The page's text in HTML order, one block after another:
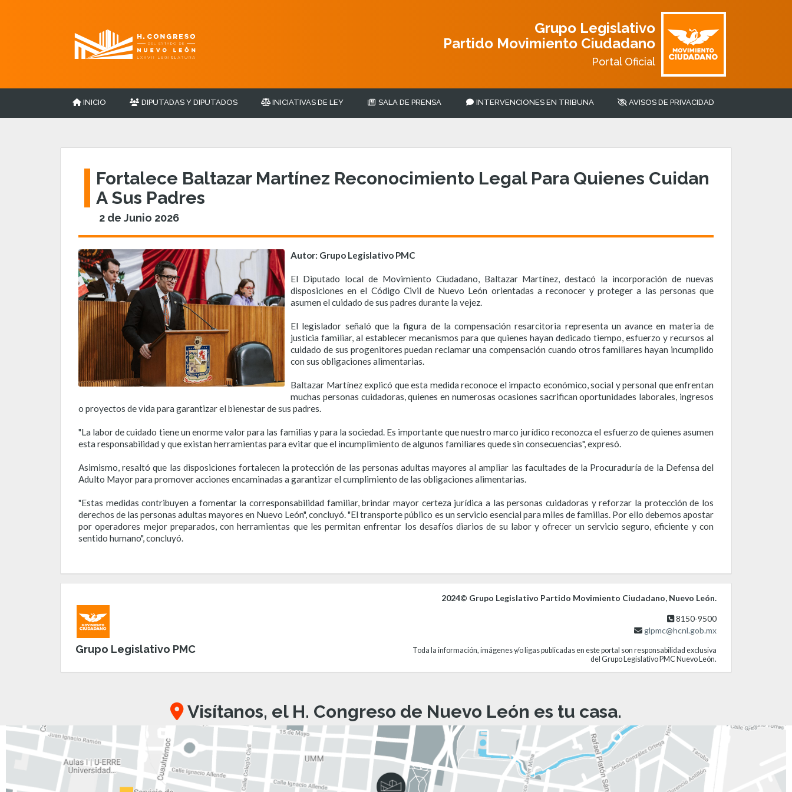
Grupo Legislativo
Partido Movimiento Ciudadano
Portal Oficial
INICIO DIPUTADAS Y DIPUTADOS INICIATIVAS DE LEY SALA DE PRENSA INTERVENCIONES EN TRIBUNA AVISOS DE PRIVACIDAD
Fortalece Baltazar Martínez Reconocimiento Legal Para Quienes Cuidan
A Sus Padres
2 de Junio 2026
Autor: Grupo Legislativo PMC
El Diputado local de Movimiento Ciudadano, Baltazar Martínez, destacó la incorporación de nuevas
disposiciones en el Código Civil de Nuevo León orientadas a reconocer y proteger a las personas que
asumen el cuidado de sus padres durante la vejez.
El legislador señaló que la figura de la compensación resarcitoria representa un avance en materia de
justicia familiar, al establecer mecanismos para que quienes hayan dedicado tiempo, esfuerzo y recursos al
cuidado de sus progenitores puedan reclamar una compensación cuando otros familiares hayan incumplido
con sus obligaciones alimentarias.
Baltazar Martínez explicó que esta medida reconoce el impacto económico, social y personal que enfrentan
muchas personas cuidadoras, quienes en numerosas ocasiones sacrifican oportunidades laborales, ingresos
o proyectos de vida para garantizar el bienestar de sus padres.
"La labor de cuidado tiene un enorme valor para las familias y para la sociedad. Es importante que nuestro marco jurídico reconozca el esfuerzo de quienes asumen
esta responsabilidad y que existan herramientas para evitar que el incumplimiento de algunos familiares quede sin consecuencias", expresó.
Asimismo, resaltó que las disposiciones fortalecen la protección de las personas adultas mayores al ampliar las facultades de la Procuraduría de la Defensa del
Adulto Mayor para promover acciones encaminadas a garantizar el cumplimiento de las obligaciones alimentarias.
"Estas medidas contribuyen a fomentar la corresponsabilidad familiar, brindar mayor certeza jurídica a las personas cuidadoras y reforzar la protección de los
derechos de las personas adultas mayores en Nuevo León", concluyó. "El transporte público es un servicio esencial para miles de familias. Por ello debemos apostar
por operadores mejor preparados, con herramientas que les permitan enfrentar los desafíos diarios de su labor y ofrecer un servicio seguro, eficiente y con
sentido humano", concluyó.
Grupo Legislativo PMC
2024© Grupo Legislativo Partido Movimiento Ciudadano, Nuevo León.
8150-9500
glpmc@hcnl.gob.mx
Toda la información, imágenes y/o ligas publicadas en este portal son responsabilidad exclusiva
del Grupo Legislativo PMC Nuevo León.
Visítanos, el H. Congreso de Nuevo León es tu casa.